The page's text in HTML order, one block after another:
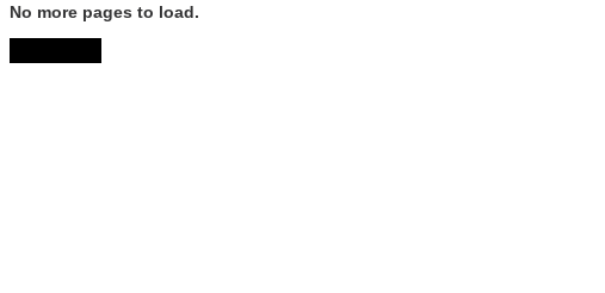
No more pages to load.